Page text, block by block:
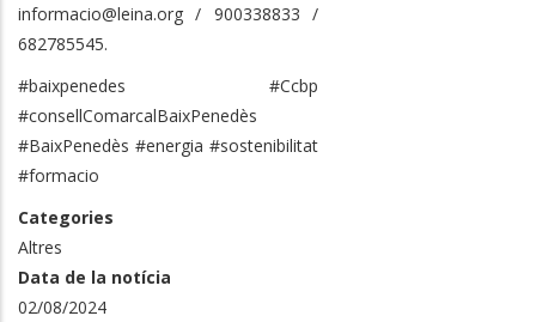
informacio@leina.org / 900338833 /
682785545.
#baixpenedes #Ccbp
#consellComarcalBaixPenedès
#BaixPenedès #energia #sostenibilitat
#formacio
Categories
Altres
Data de la notícia
02/08/2024